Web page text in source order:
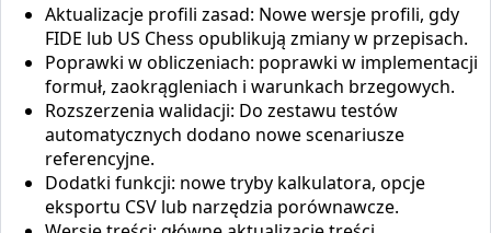
Aktualizacje profili zasad: Nowe wersje profili, gdy
FIDE lub US Chess opublikują zmiany w przepisach.
Poprawki w obliczeniach: poprawki w implementacji
formuł, zaokrągleniach i warunkach brzegowych.
Rozszerzenia walidacji: Do zestawu testów
automatycznych dodano nowe scenariusze
referencyjne.
Dodatki funkcji: nowe tryby kalkulatora, opcje
eksportu CSV lub narzędzia porównawcze.